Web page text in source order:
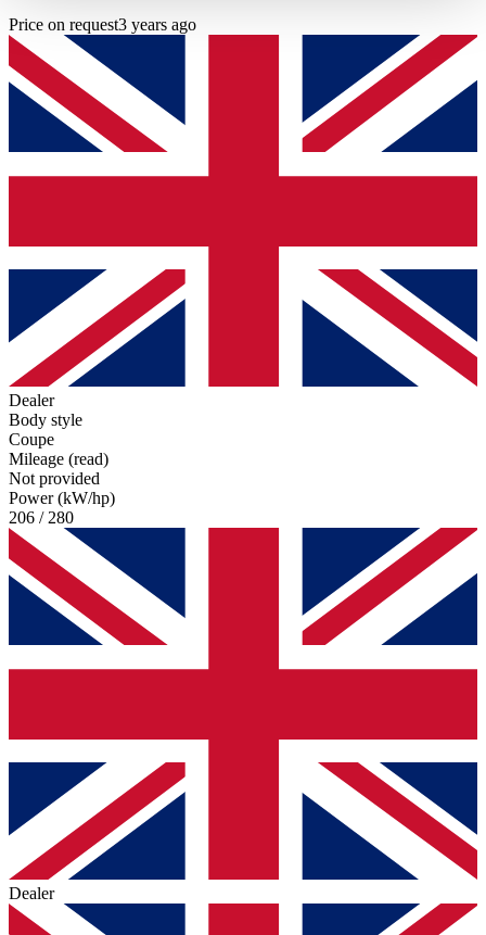
gesammelt haben.Datenschutzerklärung
Price on request3 years ago
Dealer
Body style
Coupe
Mileage (read)
Not provided
Power (kW/hp)
206 / 280
Dealer